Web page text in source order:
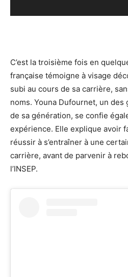
C’est la troisième fois en
française témoigne à visage
subi au cours de sa carrière,
noms. Youna Dufournet, un
de sa génération, se confie
expérience. Elle explique avoir
réussir à s’entraîner à une
carrière, avant de parvenir à
l’INSEP.